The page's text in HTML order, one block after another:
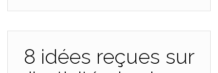
8 idées reçues sur